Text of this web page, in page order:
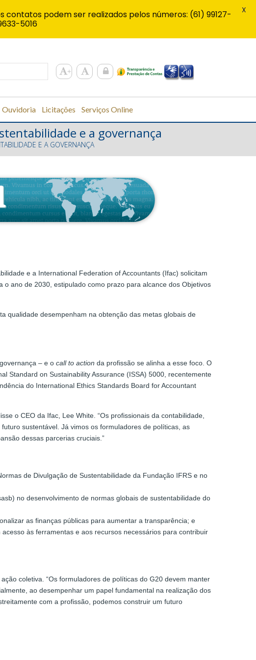
Ouvidoria Licitações Serviços Online
e a governança
E A GOVERNANÇA
e a International Federation of Accountants (Ifac) solicitam
ano de 2030, estipulado como prazo para alcance dos Objetivos
qualidade desempenham na obtenção das metas globais de
– e o call to action da profissão se alinha a esse foco. O
Standard on Sustainability Assurance (ISSA) 5000, recentemente
do International Ethics Standards Board for Accountant
o CEO da Ifac, Lee White. “Os profissionais da contabilidade,
sustentável. Já vimos os formuladores de políticas, as
dessas parcerias cruciais.”
de Divulgação de Sustentabilidade da Fundação IFRS e no
no desenvolvimento de normas globais de sustentabilidade do
as finanças públicas para aumentar a transparência; e
às ferramentas e aos recursos necessários para contribuir
coletiva. “Os formuladores de políticas do G20 devem manter
ao desempenhar um papel fundamental na realização dos
com a profissão, podemos construir um futuro
podem ser realizados pelos números: (61) 99127-
5016
X